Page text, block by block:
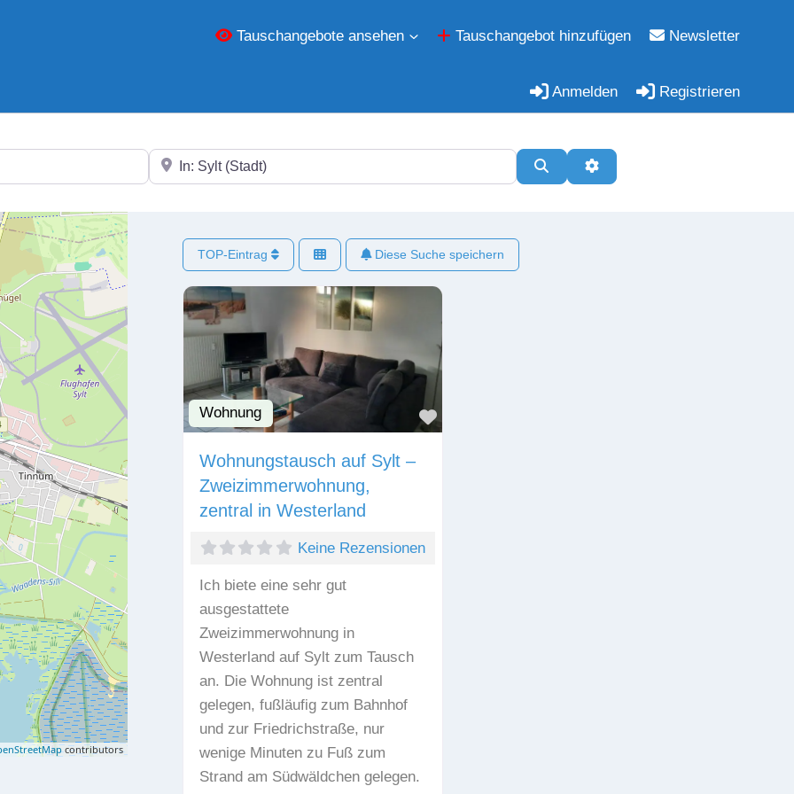
Tauschangebote ansehen Tauschangebot hinzufügen Newsletter
Anmelden Registrieren
In der Nähe SuchenErweiterte Filter
contributors
TOP-Eintrag Diese Suche speichern
Wohnung Favorit
Wohnungstausch auf Sylt –
Zweizimmerwohnung,
zentral in Westerland
Keine Rezensionen
Ich biete eine sehr gut
ausgestattete
Zweizimmerwohnung in
Westerland auf Sylt zum Tausch
an. Die Wohnung ist zentral
gelegen, fußläufig zum Bahnhof
und zur Friedrichstraße, nur
wenige Minuten zu Fuß zum
Strand am Südwäldchen gelegen.